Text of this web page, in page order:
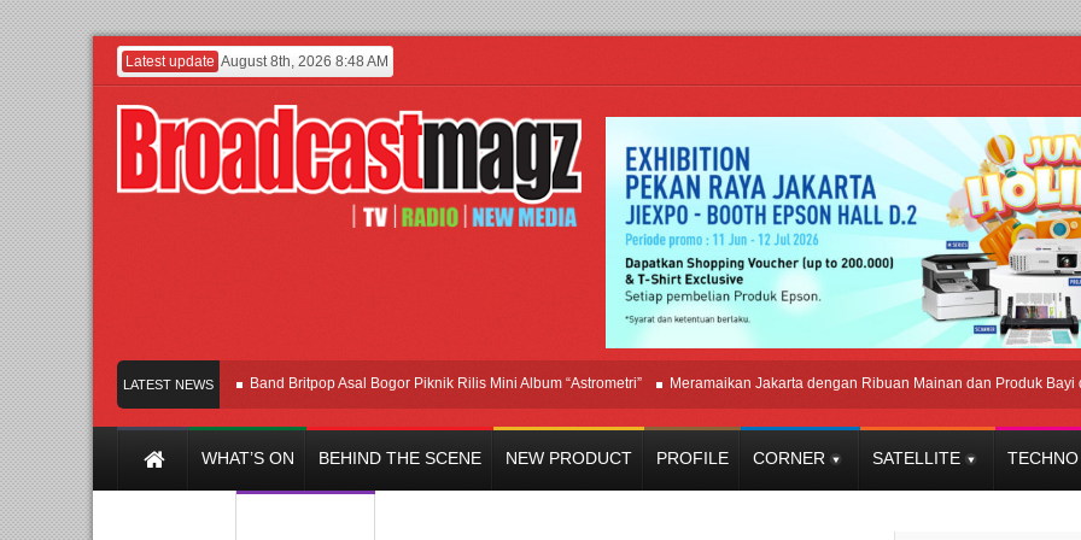
Latest update August 8th, 2026 8:48 AM
LATEST NEWS
Cetak Talenta Unggul Band Britpop Asal Bogor Piknik Rilis Mini Album “Astrometri” Meramaikan Jakarta dengan Ribuan Mainan dan Produk Bayi dari
WHAT’S ON BEHIND THE SCENE NEW PRODUCT PROFILE CORNER SATELLITE TECHNO